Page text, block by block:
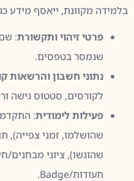
בלמידה מקוונת, ייאסף מידע
פרטי זיהוי ותקשורת:
שנמסר בטפסים.
נתוני חשבון והרשאות
לקורסים, סטטוס גישה
פעילות לימודית:
שהושלמו, זמני צפייה),
שהוגשו), ציוני מבחנים/
תעודות/Badge.